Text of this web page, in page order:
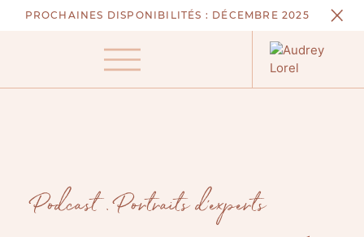
AllerPROCHAINES DISPONIBILITÉS : DÉCEMBRE 2025
Menu
Podcast.Portraits d'experts